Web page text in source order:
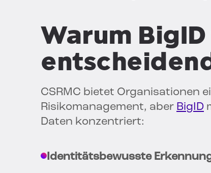
Warum BigID
CSRMC bietet Organisationen
Risikomanagement, aber BigID
Daten konzentriert:
Identitätsbewusste